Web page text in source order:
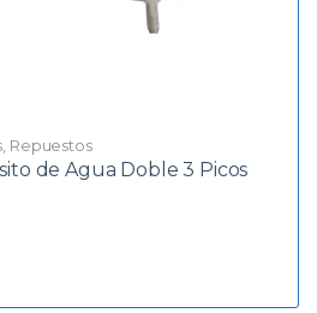
Repuestos
de Agua Doble 3 Picos